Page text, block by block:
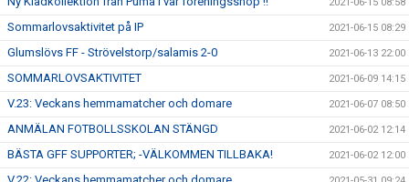
Sommarlovsaktivitet på IP 2021-06-15 08:29
Glumslövs FF - Strövelstorp/salamis 2-0 2021-06-13 22:00
SOMMARLOVSAKTIVITET 2021-06-09 14:15
V.23: Veckans hemmamatcher och domare 2021-06-07 08:50
ANMÄLAN FOTBOLLSSKOLAN STÄNGD 2021-06-02 12:14
BÄSTA GFF SUPPORTER; -VÄLKOMMEN TILLBAKA! 2021-06-02 12:00